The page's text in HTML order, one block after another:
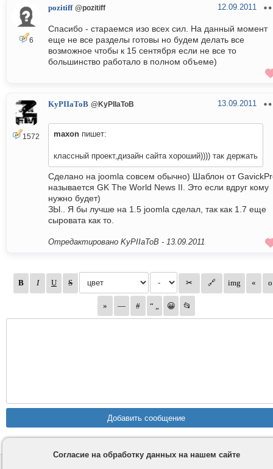
6
pozitiff @pozitiff 12.09.2011
Спасибо - стараемся изо всех сил. На данный момент
еще не все разделы готовы но будем делать все
возможное чтобы к 15 сентября если не все то
большинство работало в полном объеме)
1572
KyPIIaToB @KyPIIaToB 13.09.2011
maxon пишет:
классный проект,дизайн сайта хороший)))) так держать
Сделано на joomla совсем обычно) Шаблон от
называется GK The World News II. Это если вдруг кому
нужно будет)
ЗЫ.. Я бы лучше на 1.5 joomla сделал, так как 1.7 еще
сыровата как то.
Отредактировано KyPIIaToB - 13.09.2011
Согласие на обработку данных на нашем сайте